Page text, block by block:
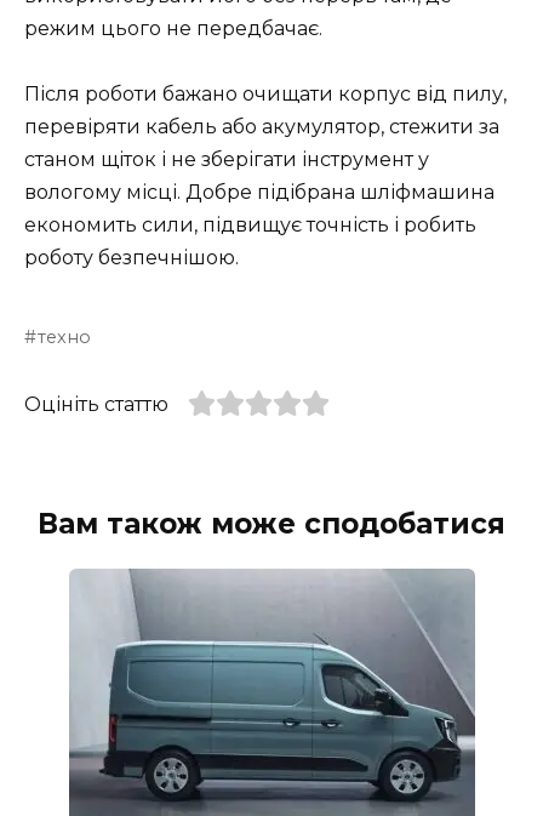
режим цього не передбачає.
Після роботи бажано очищати корпус від пилу,
перевіряти кабель або акумулятор, стежити за
станом щіток і не зберігати інструмент у
вологому місці. Добре підібрана шліфмашина
економить сили, підвищує точність і робить
роботу безпечнішою.
техно
Оцініть статтю
Вам також може сподобатися